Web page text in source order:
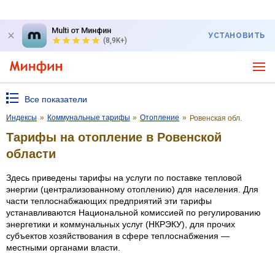
Multi от Минфин
(8,9K+)
УСТАНОВИТЬ
Все показатели
Индексы » Коммунальные тарифы » Отопление » Ровенская обл.
Тарифы на отопление в Ровенской
области
Здесь приведены тарифы на услуги по поставке тепловой
энергии (централизованному отоплению) для населения. Для
части теплоснабжающих предприятий эти тарифы
устанавливаются Национальной комиссией по регулированию
энергетики и коммунальных услуг (НКРЭКУ), для прочих
субъектов хозяйствования в сфере теплоснабжения —
местными органами власти.